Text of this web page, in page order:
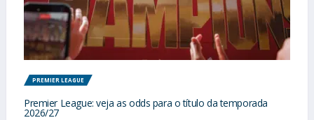
PREMIER LEAGUE
Premier League: veja as odds para o título da temporada
2026/27